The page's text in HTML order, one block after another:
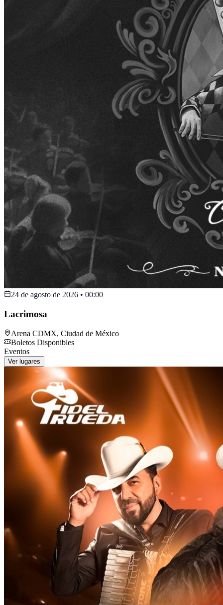
24 de agosto de 2026 • 00:00
Lacrimosa
Arena CDMX, Ciudad de México
Boletos Disponibles
Eventos
Ver lugares